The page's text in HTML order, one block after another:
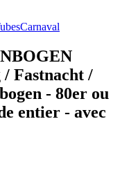
Carnaval
Fastnacht /
- 80er ou
entier - avec